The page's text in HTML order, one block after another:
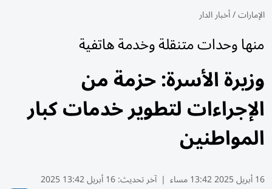
الإمارات/أخبار الدار
منها وحدات متنقلة وخدمة هاتفية
وزيرة الأسرة: حزمة من
الإجراءات لتطوير خدمات كبار
المواطنين
16 أبريل 2025 13:42 مساء | آخر تحديث:16 أبريل 13:42 2025